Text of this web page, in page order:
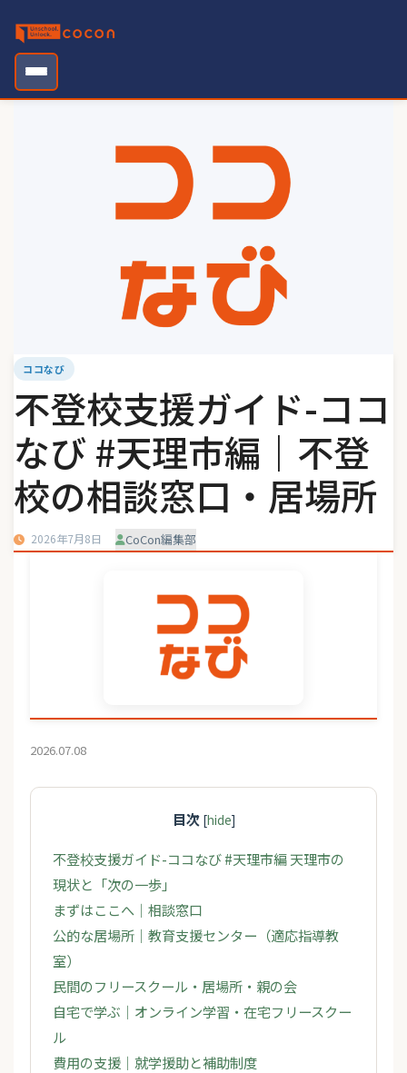
content
ココなび
不登校支援ガイド-ココ
なび #天理市編｜不登
校の相談窓口・居場所
2026年7月8日 CoCon編集部
2026.07.08
目次 [hide]
不登校支援ガイド-ココなび #天理市編 天理市の
現状と「次の一歩」
まずはここへ｜相談窓口
公的な居場所｜教育支援センター（適応指導教
室）
民間のフリースクール・居場所・親の会
自宅で学ぶ｜オンライン学習・在宅フリースクー
ル
費用の支援｜就学援助と補助制度